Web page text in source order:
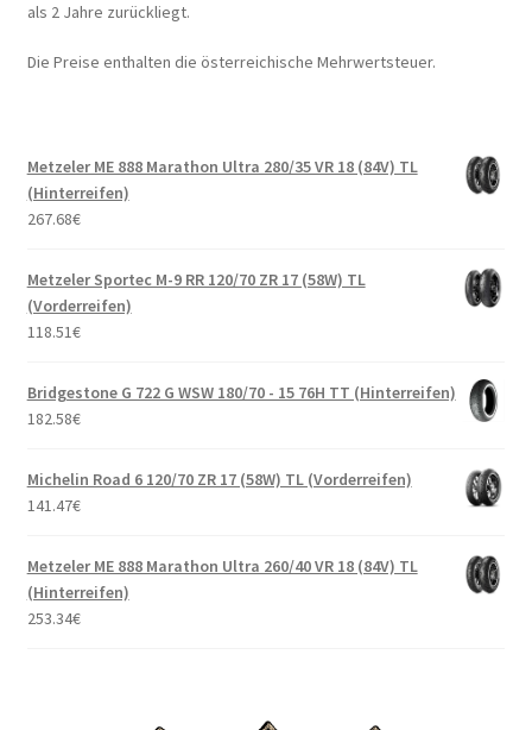
als 2 Jahre zurückliegt.
Die Preise enthalten die österreichische Mehrwertsteuer.
Metzeler ME 888 Marathon Ultra 280/35 VR 18 (84V) TL
(Hinterreifen)
267.68€
Metzeler Sportec M-9 RR 120/70 ZR 17 (58W) TL
(Vorderreifen)
118.51€
Bridgestone G 722 G WSW 180/70 - 15 76H TT (Hinterreifen)
182.58€
Michelin Road 6 120/70 ZR 17 (58W) TL (Vorderreifen)
141.47€
Metzeler ME 888 Marathon Ultra 260/40 VR 18 (84V) TL
(Hinterreifen)
253.34€